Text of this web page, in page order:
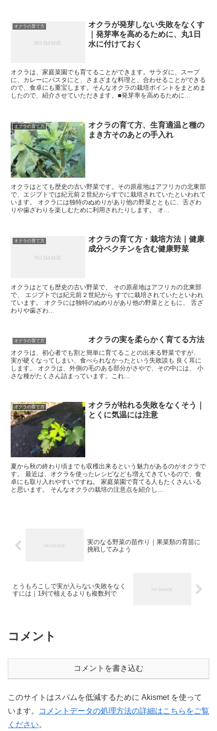
オクラの育て方
オクラが発芽しない失敗をなくす
｜発芽率を高めるために、丸1日
水に付けておく
オクラは、家庭菜園でも育てることができます。サラダに、スープ
に、カレーにパスタにと、さまざまな料理と、合わせることができる
ので、食卓にも重宝します。そんなオクラの栽培ポイントをまとめま
したので、紹介させていただきます。■発芽率を高めるために...
オクラの育て方
オクラの育て方、生育適温と種の
まき方そのあとの手入れ
オクラはとても歴史の古い野菜です。その原産地はアフリカの北東部
で、エジプトでは紀元前２世紀からすでに栽培されていたといわれて
います。 オクラには独特のぬめりがあり他の野菜とともに、舌ざわ
りや歯ざわりを楽しむために利用されたりします。 オ...
オクラの育て方
オクラの育て方・栽培方法｜健康
成分ペクチンを含む健康野菜
オクラはとても歴史の古い野菜で、 その原産地はアフリカの北東部
で、 エジプトでは紀元前２世紀から すでに栽培されていたといわれ
ています。 オクラには独特のぬめりがあり他の野菜とともに、 舌ざ
わりや歯ざわ...
オクラの育て方 オクラの実を柔らかく育てる方法
オクラは、初心者でも割と簡単に育てることの出来る野菜ですが、
実が硬くなってしまい、食べられなかったという失敗談も 良く耳に
します。 オクラは、外側の毛のある部分がさやで、その中には、 小
さな種がたくさん詰まっています。これ...
オクラの育て方
オクラが枯れる失敗をなくそう｜
とくに気温には注意
夏から秋の終わり頃までも収穫出来るという魅力があるのがオクラで
す。 最近は、オクラを使ったレシピなども増えてきているので、食
卓にも取り入れやすいですね。 家庭菜園で育てる人もたくさんいる
と思います。 そんなオクラの栽培の注意点を紹介し...
実のなる野菜の苗作り｜果菜類の育苗に
挑戦してみよう
とうもろこしで実が入らない失敗をなく
すには｜1列で植えるよりも複数列で
コメント
コメントを書き込む
このサイトはスパムを低減するために Akismet を使って
います。
コメントデータの処理方法の詳細はこちらをご覧
ください。